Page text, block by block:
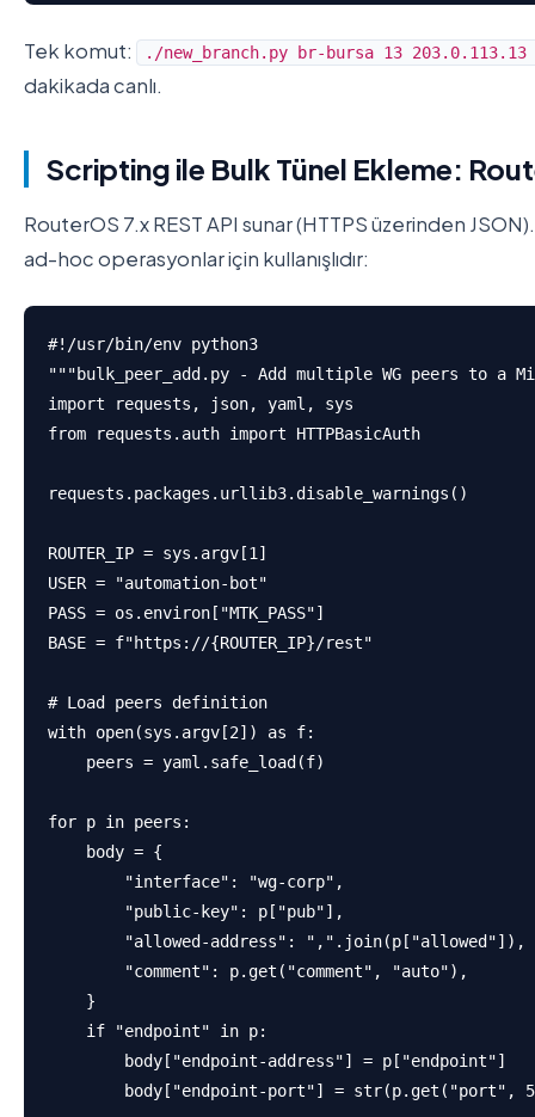
Tek komut: ./new_branch.py br-bursa 13
dakikada canlı.
Scripting ile Bulk Tünel Ekleme:
RouterOS 7.x REST API sunar (HTTPS üzerinden
ad-hoc operasyonlar için kullanışlıdır:
#!/usr/bin/env python3
"""bulk_peer_add.py - Add multiple WG peers to a
import requests, json, yaml, sys
from requests.auth import HTTPBasicAuth
requests.packages.urllib3.disable_warnings()
ROUTER_IP = sys.argv[1]
USER = "automation-bot"
PASS = os.environ["MTK_PASS"]
BASE = f"https://{ROUTER_IP}/rest"
# Load peers definition
with open(sys.argv[2]) as f:
    peers = yaml.safe_load(f)
for p in peers:
    body = {
        "interface": "wg-corp",
        "public-key": p["pub"],
        "allowed-address": ",".join(p["allowed"]),
        "comment": p.get("comment", "auto"),
    }
    if "endpoint" in p:
        body["endpoint-address"] = p["endpoint"]
body["endpoint-port"] = str(p.get("port",